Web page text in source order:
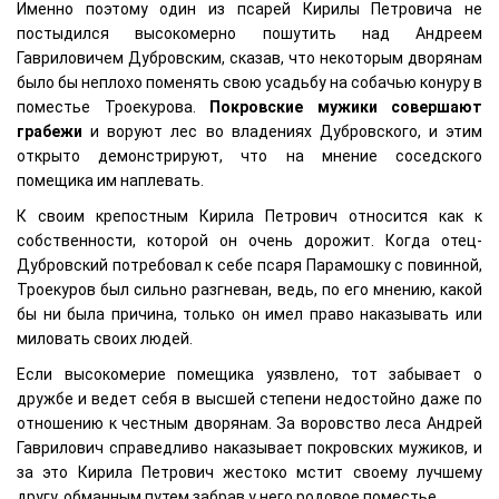
Именно поэтому один из псарей Кирилы Петровича не
постыдился высокомерно пошутить над Андреем
Гавриловичем Дубровским, сказав, что некоторым дворянам
было бы неплохо поменять свою усадьбу на собачью конуру в
поместье Троекурова.
Покровские мужики совершают
грабежи и воруют лес во владениях Дубровского, и этим
открыто демонстрируют, что на мнение соседского
помещика им наплевать.
К своим крепостным Кирила Петрович относится как к
собственности, которой он очень дорожит. Когда отец-
Дубровский потребовал к себе псаря Парамошку с повинной,
Троекуров был сильно разгневан, ведь, по его мнению, какой
бы ни была причина, только он имел право наказывать или
миловать своих людей.
Если высокомерие помещика уязвлено, тот забывает о
дружбе и ведет себя в высшей степени недостойно даже по
отношению к честным дворянам. За воровство леса Андрей
Гаврилович справедливо наказывает покровских мужиков, и
за это Кирила Петрович жестоко мстит своему лучшему